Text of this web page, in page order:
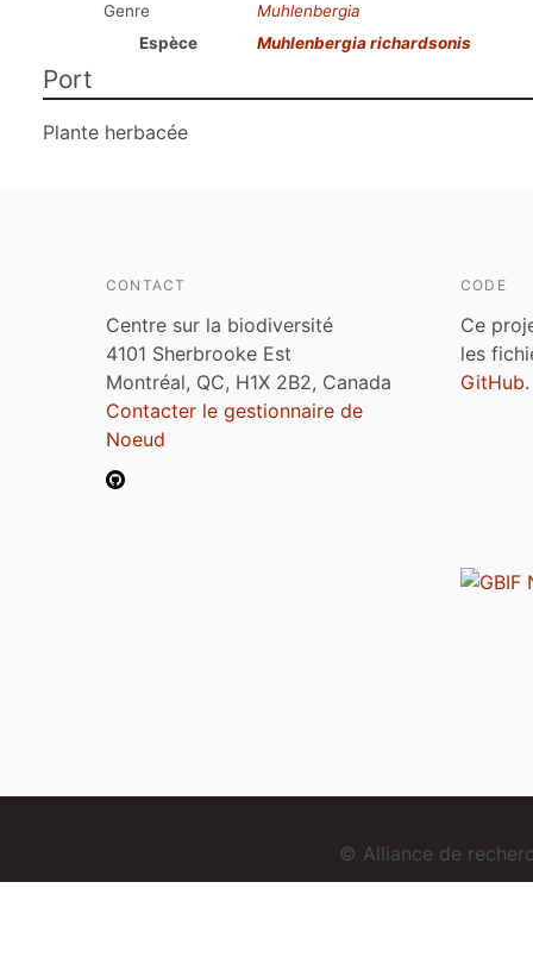
Genre
Muhlenbergia
Espèce
Muhlenbergia richardsonis
Port
Plante herbacée
CONTACT
Centre sur la biodiversité
4101 Sherbrooke Est
Montréal, QC, H1X 2B2, Canada
Contacter le gestionnaire de
Noeud
CODE
Ce
les
GitHub.
© Alliance de